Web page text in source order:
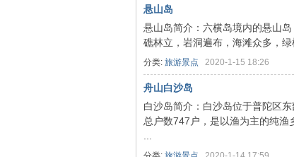
悬山岛
悬山岛简介：六横岛境内的悬山
礁林立，岩洞遍布，海滩众多，
分类: 旅游景点 2020-1-15 18:26
舟山白沙岛
白沙岛简介：白沙岛位于普陀区
总户数747户，是以渔为主的纯